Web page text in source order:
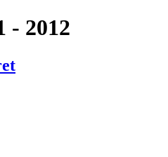
- 2012